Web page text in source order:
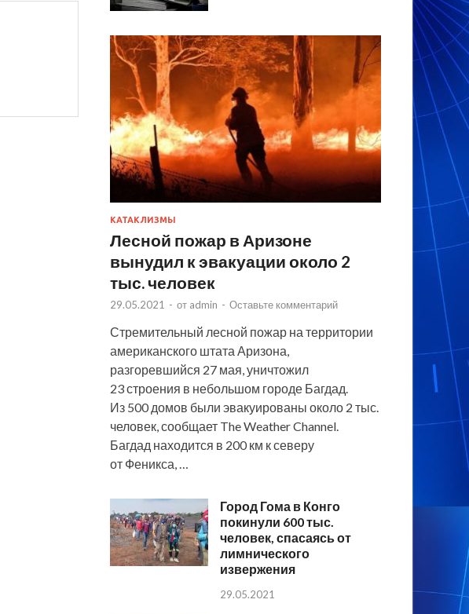
КАТАКЛИЗМЫ
Лесной пожар в Аризоне
вынудил к эвакуации около 2
тыс. человек
29.05.2021 - от admin - Оставьте комментарий
Стремительный лесной пожар на территории
американского штата Аризона,
разгоревшийся 27 мая, уничтожил
23 строения в небольшом городе Багдад.
Из 500 домов были эвакуированы около 2 тыс.
человек, сообщает The Weather Channel.
Багдад находится в 200 км к северу
от Феникса, …
Город Гома в Конго
покинули 600 тыс.
человек, спасаясь от
лимнического
извержения
29.05.2021